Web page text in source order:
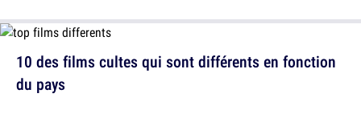
10 des films cultes qui sont différents en fonction
du pays